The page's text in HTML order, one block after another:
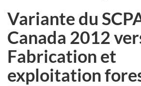
Variante du
Canada 2012
Fabrication et
exploitation